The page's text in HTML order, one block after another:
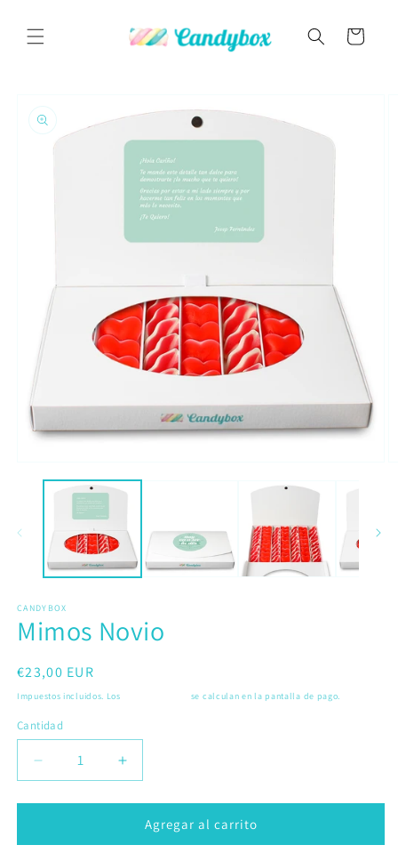
al contenido
Carrito
información
del producto
elemento
multimedia
una
modal
CANDYBOX
Mimos Novio
Precio
habitual
€23,00 EUR
Impuestos incluidos. Los se calculan en la pantalla de pago.
Cantidad
Reducir
cantidad
para
Novio
Aumentar
cantidad
para
Mimos
Novio
Agregar al carrito